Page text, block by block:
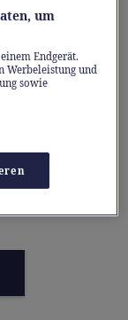
ins
möchten
kleinem
bares Geld
um
Endgerät.
Werbeleistung und
sowie